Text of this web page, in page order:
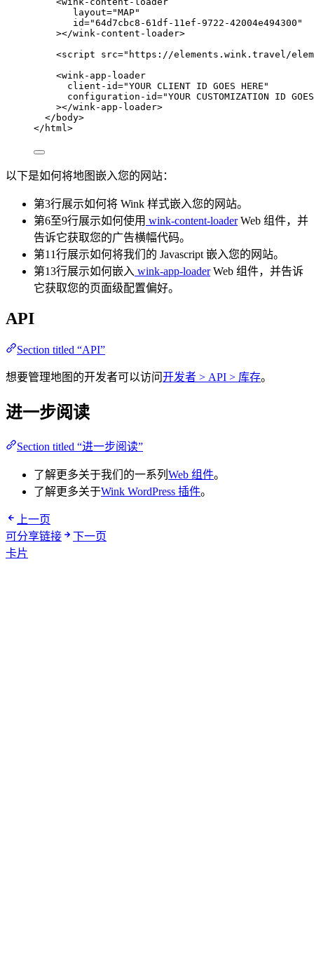
layout="MAP"
id="64d7cbc8-61df-11ef-9722-42004e494300 "
></wink-content-loader>
<script src=" https://elements.wink.travel/
<wink-app-loader
client-id="YOUR CLIENT ID GOES HERE "
configuration-id="YOUR CUSTOMIZATION ID
></wink-app-loader>
</ body>
</ html>
以下是如何将地图嵌入您的网站：
第3行展示如何将 Wink 样式嵌入您的网站。
第6至9行展示如何使用 wink-content-loaderWeb 组件，并
告诉它获取您的广告横幅代码。
第11行展示如何将我们的 Javascript 嵌入您的网站。
第13行展示如何嵌入 wink-app-loaderWeb 组件，并告诉
它获取您的页面级配置偏好。
API
Section titled “API”
想要管理地图的开发者可以访问开发者 > API > 库存。
进一步阅读
Section titled “进一步阅读”
了解更多关于我们的一系列 Web 组件。
了解更多关于Wink WordPress 插件。
上一页
可分享链接
下一页
卡片